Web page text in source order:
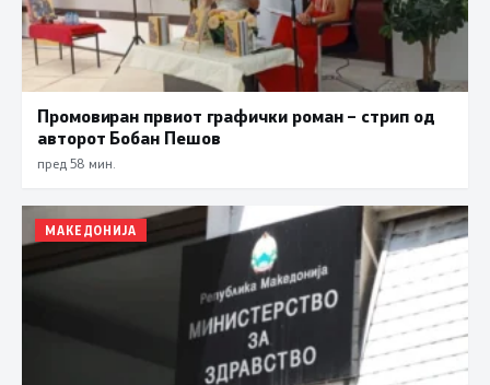
Промовиран првиот графички роман – стрип од
авторот Бобан Пешов
пред 58 мин.
МАКЕДОНИЈА